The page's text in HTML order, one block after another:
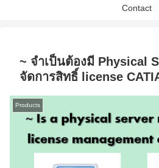
Contact
~ จำเป็นต้องมี Physical
จัดการสิทธิ์ license
Products